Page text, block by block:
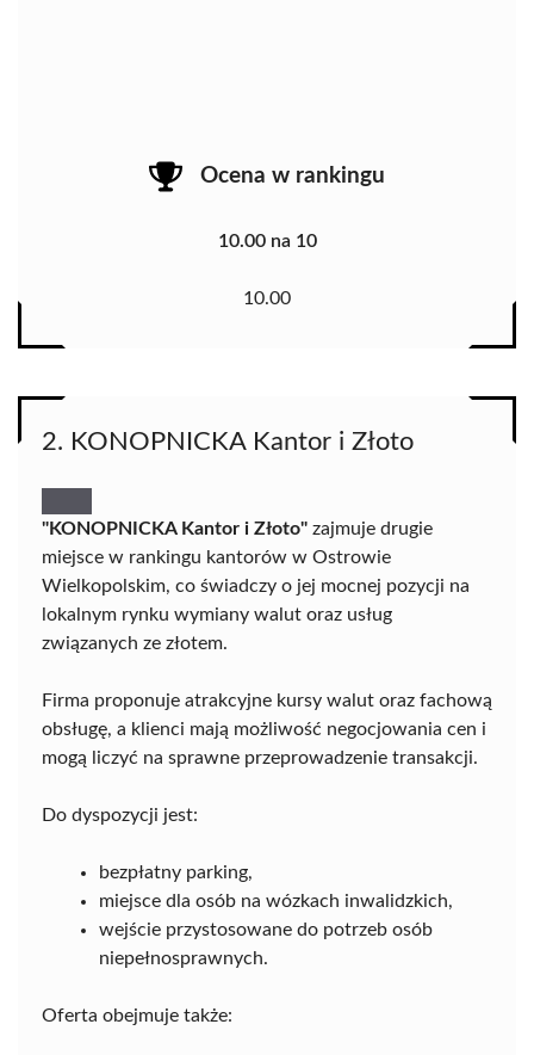
Ocena w rankingu
10.00 na 10
10.00
2. KONOPNICKA Kantor i Złoto
"KONOPNICKA Kantor i Złoto" zajmuje drugie
miejsce w rankingu kantorów w Ostrowie
Wielkopolskim, co świadczy o jej mocnej pozycji na
lokalnym rynku wymiany walut oraz usług
związanych ze złotem.
Firma proponuje atrakcyjne kursy walut oraz fachową
obsługę, a klienci mają możliwość negocjowania cen i
mogą liczyć na sprawne przeprowadzenie transakcji.
Do dyspozycji jest:
bezpłatny parking,
miejsce dla osób na wózkach inwalidzkich,
wejście przystosowane do potrzeb osób
niepełnosprawnych.
Oferta obejmuje także: